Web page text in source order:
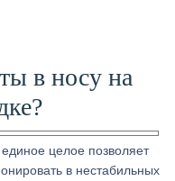
в носу на
целое позволяет
в нестабильных